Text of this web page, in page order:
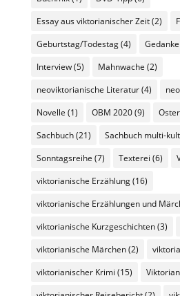
Essay aus viktorianischer Zeit(2)
Geburtstag/Todestag(4)
Interview(5) Mahnwache (2)
neoviktorianische Literatur(4)
Novelle (1) OBM 2020(9)
Sachbuch(21) Sachbuch multi-
Sonntagsreihe (7) Texterei (6)
viktorianische Erzählung(16)
viktorianische Erzählungen und
viktorianische Kurzgeschichten(3)
viktorianische Märchen(2)
viktorianischer Krimi (15)